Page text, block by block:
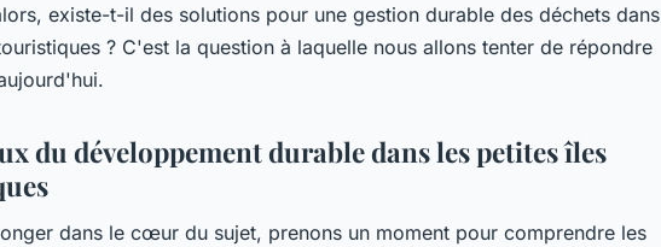
existe-t-il des solutions pour une gestion durable des déchets dans
? C'est la question à laquelle nous allons tenter de répondre
du développement durable dans les petites îles
dans le cœur du sujet, prenons un moment pour comprendre les